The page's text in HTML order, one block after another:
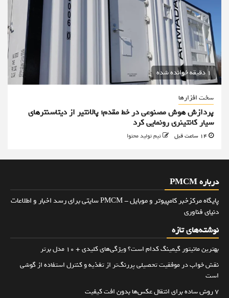
1 دقیقه خوانده شده
سخت افزارها
پردازش هوش مصنوعی در خط مقدم؛ پالانتیر از دیتاسنترهای
سیار کانتینری رونمایی کرد
تیم تولید محتوا
درباره PMCM
پایگاه مرکزخبر کامپیوتر و موبایل - PMCM سایتی برای رسد اخبار و اطلاعات
دنیای فناوری
نوشته‌های تازه
بهترین مانیتور گیمینگ کدام است؟ ویژگی‌های کلیدی + 10 مدل برتر
نقش خواب در موفقیت تحصیلی پررنگ‌تر از تغذیه و کنترل استفاده از گوشی
است
۷ روش ساده برای انتقال عکس‌ها بدون افت کیفیت